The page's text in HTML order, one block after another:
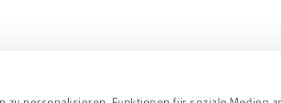
Datenschutz